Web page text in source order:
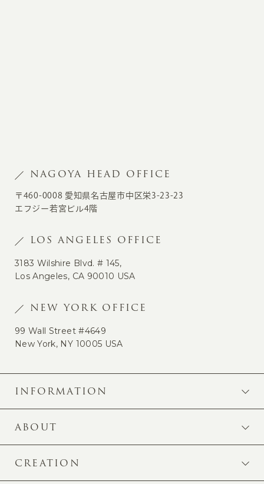
NAGOYA HEAD OFFICE
〒460-0008 愛知県名古屋市中区栄3-23-23
エフジー若宮ビル4階
LOS ANGELES OFFICE
3183 Wilshire Blvd. # 145,
Los Angeles, CA 90010 USA
NEW YORK OFFICE
99 Wall Street #4649
New York, NY 10005 USA
INFORMATION
ABOUT
CREATION